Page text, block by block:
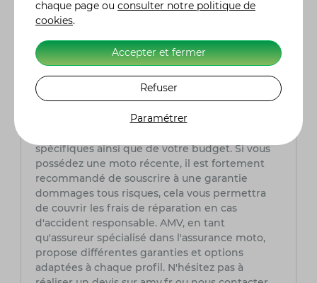
découvrez comment nous pouvons protéger au
mieux votre moto. Chez AMV, nous sommes
fiers d'accompagner les motards depuis près
de 50 ans et de leur proposer une assurance sur
mesure pour rouler en toute sérénité.
Quelle formule assurance moto choisir ?
Le choix de la formule d'assurance moto
spécifiques ainsi que de votre budget. Si vous
possédez une moto récente, il est fortement
recommandé de souscrire à une garantie
dommages tous risques, cela vous permettra
de couvrir les frais de réparation en cas
d'accident responsable. AMV, en tant
qu'assureur spécialisé dans l'assurance moto,
propose différentes garanties et options
adaptées à chaque profil. N'hésitez pas à
chaque page ou consulter notre politique de
cookies.
Accepter et fermer
Refuser
Paramétrer